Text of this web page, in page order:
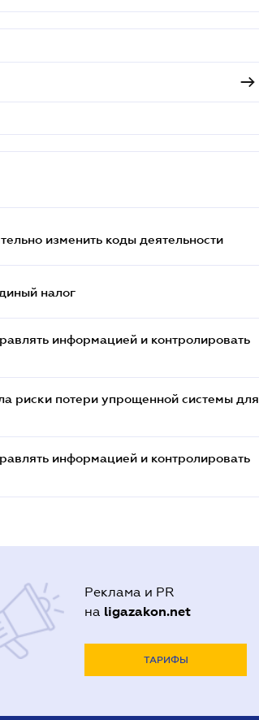
изменить коды деятельности
налог
информацией и контролировать
риски потери упрощенной системы для
информацией и контролировать
Реклама и PR
на ligazakon.net
ТАРИФЫ